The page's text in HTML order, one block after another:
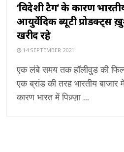
‘विदेशी टैग’ के कारण
आयुर्वेदिक ब्यूटी प्रोडक्ट्स
खरीद रहे
14 SEPTEMBER 2021
एक लंबे समय तक हॉलीवुड की
एक ब्रांड की तरह भारतीय बाजार
कारण भारत में पिज़्ज़ा ...